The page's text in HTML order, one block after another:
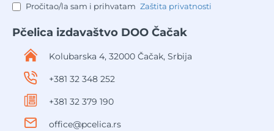
Pročitao/la sam i prihvatam Zaštita privatnosti
Pčelica izdavaštvo DOO Čačak
Kolubarska 4, 32000 Čačak, Srbija
+381 32 348 252
+381 32 379 190
office@pcelica.rs